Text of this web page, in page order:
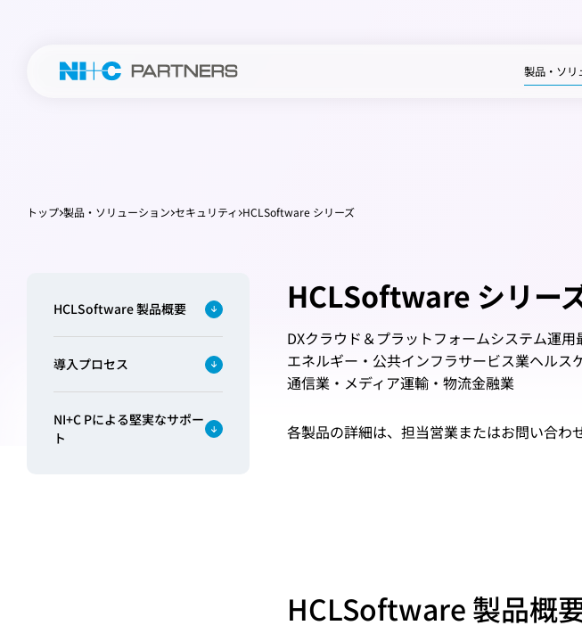
製品・ソリ
トップ 製品・ソリューション セキュリティ HCLSoftware シリーズ
HCLSoftware シリー
DXクラウド＆プラットフォームシステム運用
エネルギー・公共インフラサービス業ヘルス
通信業・メディア運輸・物流金融業
各製品の詳細は、担当営業またはお問い合わ
HCLSoftware 製品概要
導入プロセス
NI+C Pによる堅実なサポー
ト
HCLSoftware 製品概